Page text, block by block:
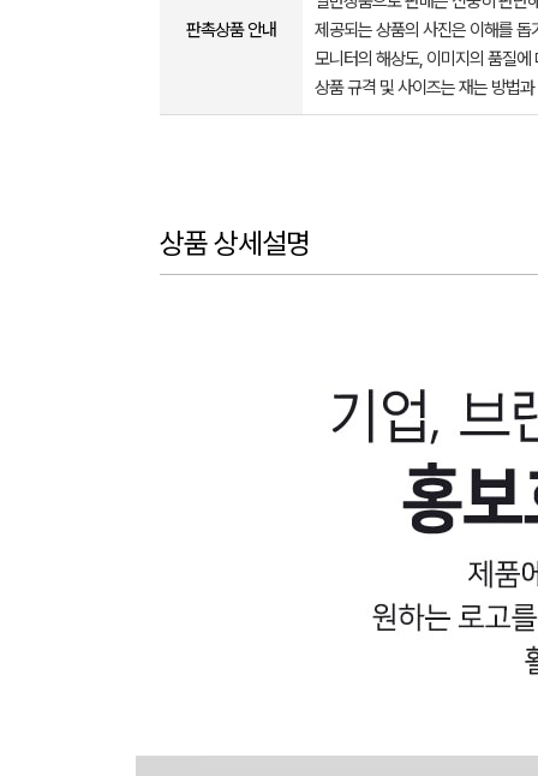
판촉상품 안내
제공되는 상품의 사진은 이해를
모니터의 해상도, 이미지의 품질
상품 규격 및 사이즈는 재는 방법
상품 상세설명